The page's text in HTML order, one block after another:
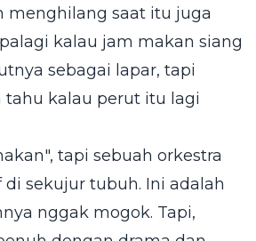
menghilang saat itu juga
kalau jam makan siang
sebagai lapar, tapi
kalau perut itu lagi
tapi sebuah orkestra
sekujur tubuh. Ini adalah
nggak mogok. Tapi,